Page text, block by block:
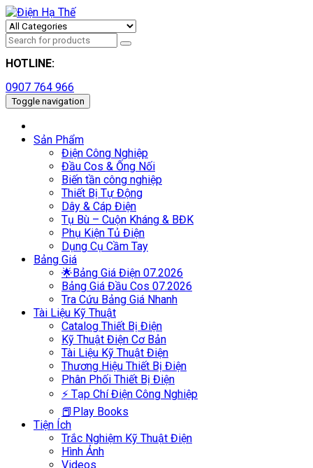
HOTLINE:
0907 764 966
Toggle navigation
Sản Phẩm
Điện Công Nghiệp
Đầu Cos & Ống Nối
Biến tần công nghiệp
Thiết Bị Tự Động
Dây & Cáp Điện
Tụ Bù – Cuộn Kháng & BĐK
Phụ Kiện Tủ Điện
Dụng Cụ Cầm Tay
Bảng Giá
🌟Bảng Giá Điện 07.2026
Bảng Giá Đầu Cos 07.2026
Tra Cứu Bảng Giá Nhanh
Tài Liệu Kỹ Thuật
Catalog Thiết Bị Điện
Kỹ Thuật Điện Cơ Bản
Tài Liệu Kỹ Thuật Điện
Thương Hiệu Thiết Bị Điện
Phân Phối Thiết Bị Điện
⚡ Tạp Chí Điện Công Nghiệp
📕Play Books
Tiện Ích
Trắc Nghiệm Kỹ Thuật Điện
Hình Ảnh
Videos